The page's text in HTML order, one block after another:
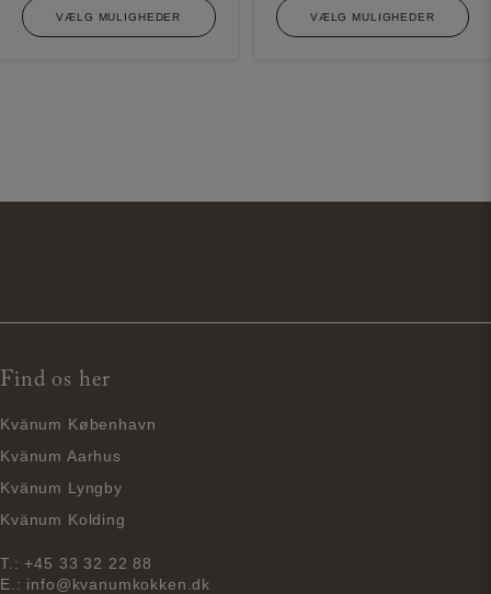
1.925,00 kr.
VÆLG MULIGHEDER
1.925,00 kr.
VÆLG MULIGHEDER
Find os her
Kvänum København
Kvänum Aarhus
Kvänum Lyngby
Kvänum Kolding
T.:+45 33 32 22 88
E.: info@kvanumkokken.dk